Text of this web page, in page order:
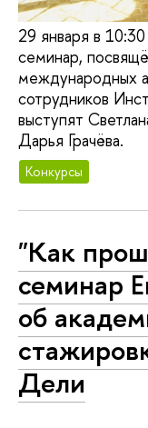
29 января в
семинар,
международных
сотрудников
выступят
Дарья Грачёва.
Конкурсы
"Как
семинар
об
Дели